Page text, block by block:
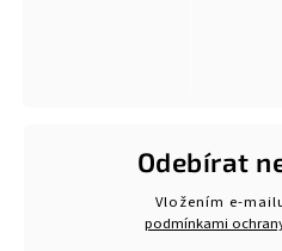
Odebírat
Vložením e-
podmínkami